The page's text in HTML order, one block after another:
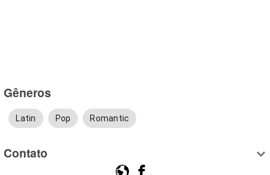
Gêneros
Latin Pop Romantic
Contato